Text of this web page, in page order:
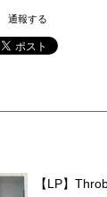
通報する
【LP】